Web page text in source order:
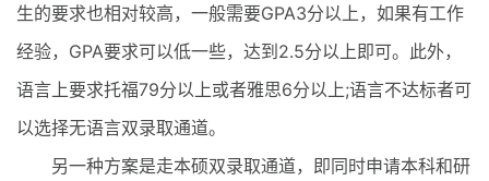
生的要求也相对较高，一般需要GPA3分以上，如果有工作
经验，GPA要求可以低一些，达到2.5分以上即可。此外，
语言上要求托福79分以上或者雅思6分以上;语言不达标者可
以选择无语言双录取通道。
另一种方案是走本硕双录取通道，即同时申请本科和研